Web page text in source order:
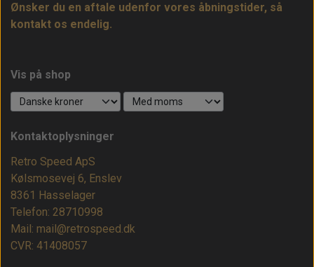
Ønsker du en aftale udenfor vores åbningstider, så
kontakt os endelig.
Vis på shop
Kontaktoplysninger
Retro Speed ApS
Kølsmosevej 6, Enslev
8361 Hasselager
Telefon: 28710998
Mail: mail@retrospeed.dk
CVR: 41408057